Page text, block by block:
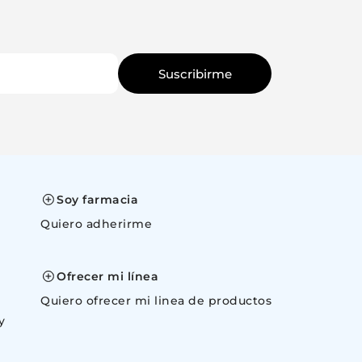
Suscribirme
Soy farmacia
Quiero adherirme
Ofrecer mi línea
Quiero ofrecer mi linea de productos